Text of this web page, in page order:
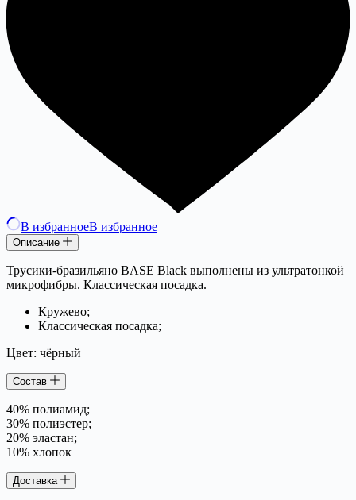
В избранноеВ избранное
Описание
Трусики-бразильяно BASE Black выполнены из ультратонкой
микрофибры. Классическая посадка.
Кружево;
Классическая посадка;
Цвет: чёрный
Состав
40% полиамид;
30% полиэстер;
20% эластан;
10% хлопок
Доставка